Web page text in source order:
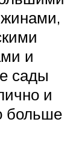
и
сады
и
больше